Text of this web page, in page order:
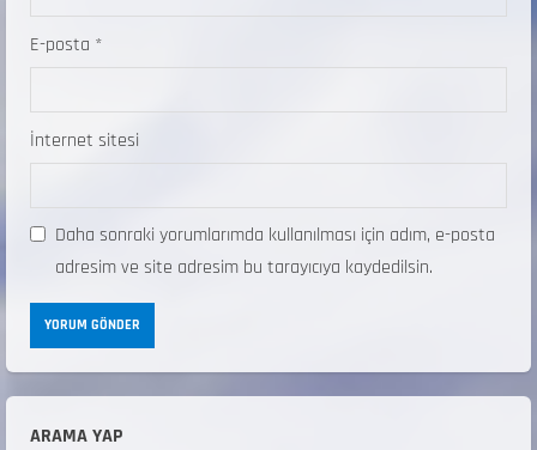
E-posta *
İnternet sitesi
Daha sonraki yorumlarımda kullanılması için adım, e-posta
adresim ve site adresim bu tarayıcıya kaydedilsin.
ARAMA YAP